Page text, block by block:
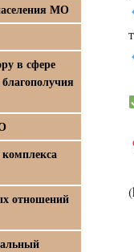
МО
в сфере
отношений